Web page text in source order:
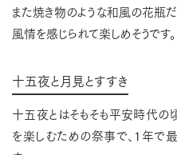
また焼き物のような和風の花瓶
風情を感じられて楽しめそうです。
十五夜と月見とすすき
十五夜とはそもそも平安時代
を楽しむための祭事で、1年で